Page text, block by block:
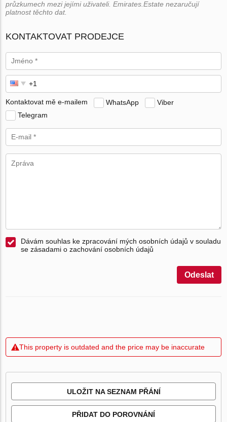
průzkumech mezi jejími uživateli. Emirates.Estate nezaručují
platnost těchto dat.
KONTAKTOVAT PRODEJCE
Kontaktovat mě e-mailem WhatsApp
Viber
Telegram
Dávám souhlas ke zpracování mých osobních údajů v souladu
se zásadami o zachování osobních údajů
Odeslat
This property is outdated and the price may be inaccurate
ULOŽIT NA SEZNAM PŘÁNÍ
PŘIDAT DO POROVNÁNÍ